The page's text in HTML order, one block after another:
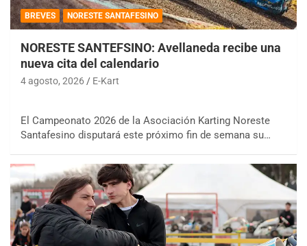
BREVES NORESTE SANTAFESINO
NORESTE SANTEFSINO: Avellaneda recibe una
nueva cita del calendario
4 agosto, 2026 E-Kart
El Campeonato 2026 de la Asociación Karting Noreste
Santafesino disputará este próximo fin de semana su…